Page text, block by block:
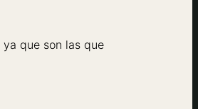
ya que son las que